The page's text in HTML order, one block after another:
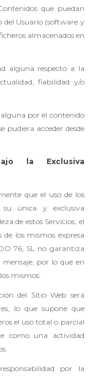
que puedan
del Usuario (software y
almacenados en
alguna respecto a la
fiabilidad y/o
por el contenido
pudiera acceder desde
la Exclusiva
que el uso de los
única y exclusiva
de estos Servicios, el
los mismos expresa
76, SL no garantiza
por lo que en
mismos.
del Sitio Web será
lo que supone que
el uso total o parcial
como una actividad
por la